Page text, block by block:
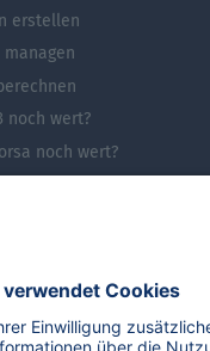
erstellen
noch wert?
noch wert?
noch wert?